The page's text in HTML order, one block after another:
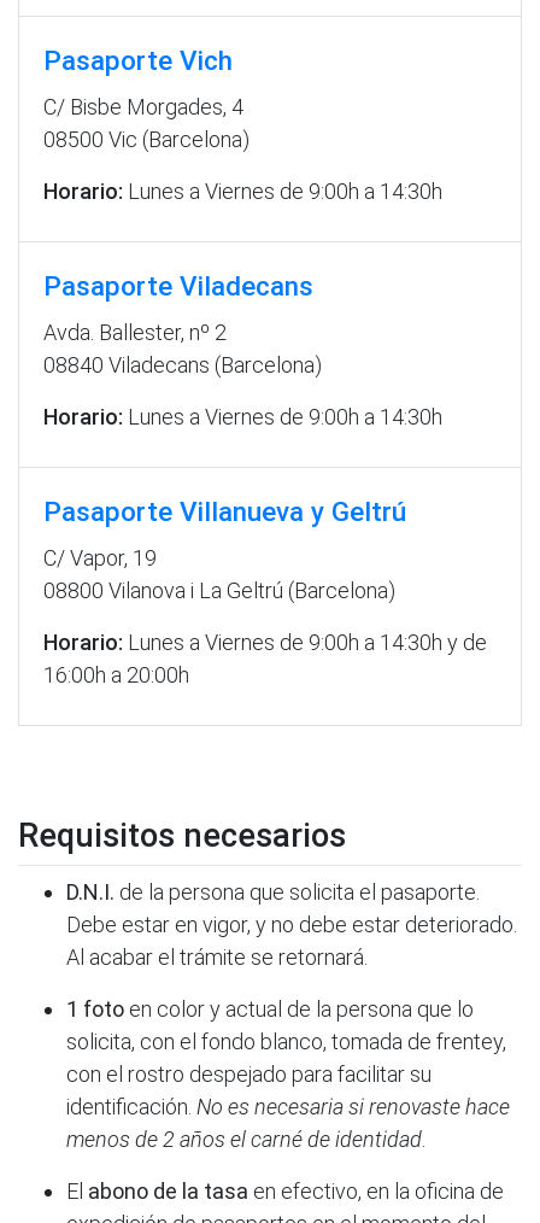
Pasaporte Vich
C/ Bisbe Morgades, 4
08500 Vic (Barcelona)
Horario: Lunes a Viernes de 9:00h a 14:30h
Pasaporte Viladecans
Avda. Ballester, nº 2
08840 Viladecans (Barcelona)
Horario: Lunes a Viernes de 9:00h a 14:30h
Pasaporte Villanueva y Geltrú
C/ Vapor, 19
08800 Vilanova i La Geltrú (Barcelona)
Horario: Lunes a Viernes de 9:00h a 14:30h y de
16:00h a 20:00h
Requisitos necesarios
D.N.I. de la persona que solicita el pasaporte.
Debe estar en vigor, y no debe estar deteriorado.
Al acabar el trámite se retornará.
1 foto en color y actual de la persona que lo
solicita, con el fondo blanco, tomada de frentey,
con el rostro despejado para facilitar su
identificación. No es necesaria si renovaste hace
menos de 2 años el carné de identidad
El abono de la tasa en efectivo, en la oficina de